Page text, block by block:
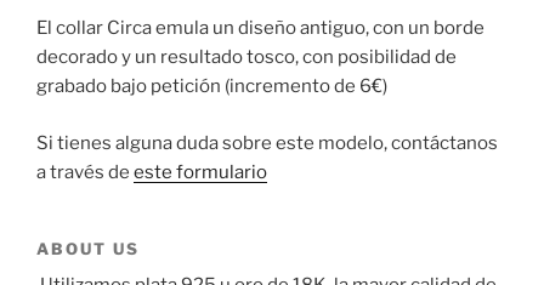
El collar Circa emula un diseño antiguo, con un borde
decorado y un resultado tosco, con posibilidad de
grabado bajo petición (incremento de 6€)
Si tienes alguna duda sobre este modelo, contáctanos
a través de este formulario
ABOUT US